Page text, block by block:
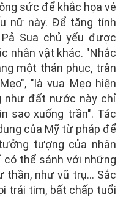
sức để khắc họa vẻ
nữ này. Để tăng tính
Sua chủ yếu được
nhân vật khác. "Nhắc
một thán phục, trân
"là vua Mẹo hiện
như đất nước này chỉ
sao xuống trần". Tác
của Mỹ từ pháp để
tượng của nhân
có thể sánh với những
thần, như vũ trụ... Sắc
trái tim, bất chấp tuổi